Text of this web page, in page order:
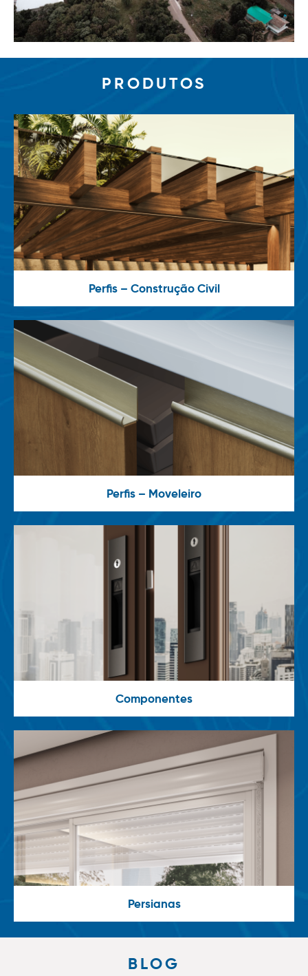
PRODUTOS
Perfis – Construção Civil
Perfis – Moveleiro
Componentes
Persianas
BLOG